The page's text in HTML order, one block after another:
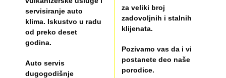
servisiranje auto
klima. Iskustvo u radu
od preko deset
godina.
Auto servis
dugogodišnje
za veliki broj
zadovoljnih i stalnih
klijenata.
Pozivamo vas da i vi
postanete deo naše
porodice.